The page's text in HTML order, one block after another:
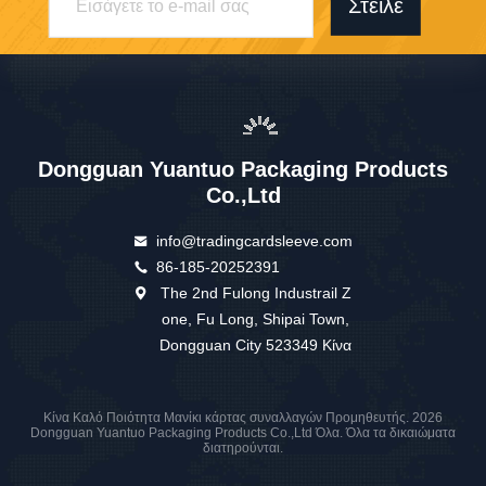
Στείλε
Dongguan Yuantuo Packaging Products
Co.,Ltd
info@tradingcardsleeve.com
86-185-20252391
The 2nd Fulong Industrail Z
one, Fu Long, Shipai Town,
Dongguan City 523349 Κίνα
Κίνα Καλό Ποιότητα Μανίκι κάρτας συναλλαγών Προμηθευτής. 2026
Dongguan Yuantuo Packaging Products Co.,Ltd Όλα. Όλα τα δικαιώματα
διατηρούνται.